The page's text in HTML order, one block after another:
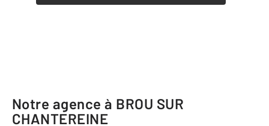
Notre agence à BROU SUR
CHANTEREINE